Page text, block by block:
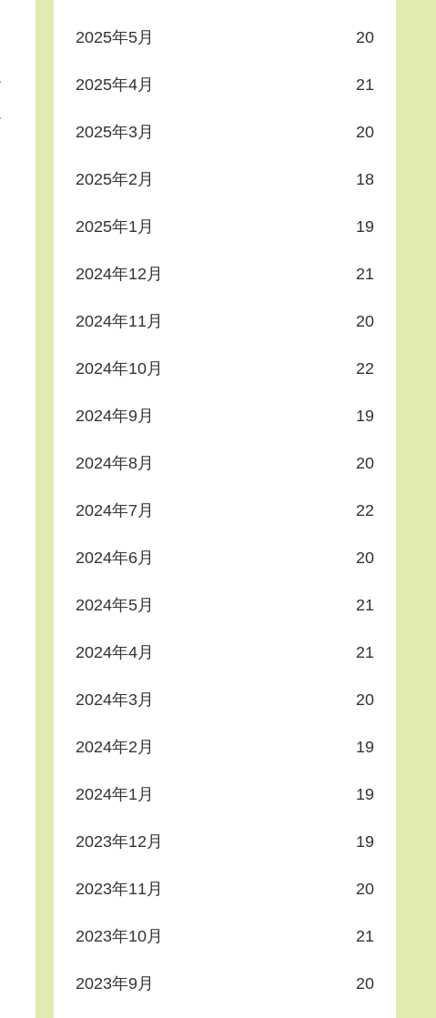
2025年5月 20
2025年4月 21
2025年3月 20
2025年2月 18
2025年1月 19
2024年12月 21
2024年11月 20
2024年10月 22
2024年9月 19
2024年8月 20
2024年7月 22
2024年6月 20
2024年5月 21
2024年4月 21
2024年3月 20
2024年2月 19
2024年1月 19
2023年12月 19
2023年11月 20
2023年10月 21
2023年9月 20